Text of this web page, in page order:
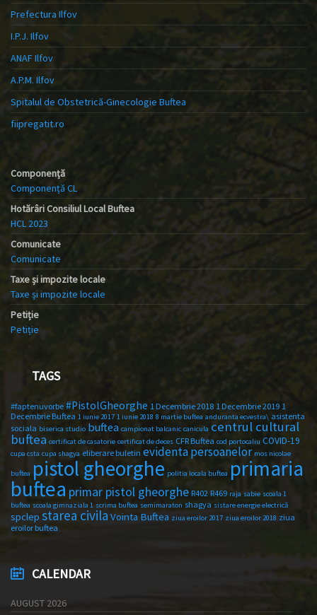
Prefectura Ilfov
I.P.J. Ilfov
ANAF Ilfov
A.P.M. Ilfov
Spitalul de Obstetrică-Ginecologie Buftea
fiipregatit.ro
Componență
Componență CL
Hotărâri Consiliul Local Buftea
HCL 2023
Comunicate
Comunicate
Taxe și impozite locale
Taxe și impozite locale
Petiție
Petiție
TAGS
#faptenuvorbe #PistolGheorghe 1 Decembrie 2018 1 Decembrie 2019 1
Decembrie Buftea 1 iunie 2017 1 iunie 2018 8 martie buftea anduranta ecvestra\ asistenta
sociala biserica studio buftea campionat balcanic canicula centrul cultural
buftea certificat de casatorie certificat de deces CFR Buftea cod portocaliu COVID-19
cupa csta cupa shagya eliberare buletin evidenta persoanelor mos nicolae
buftea pistol gheorghe politia locala buftea primaria
buftea primar pistol gheorghe R402 R469 raja sabie scoala 1
buftea scoala gimnaziala 1 scrima buftea semimaraton shagya sistare energie electrică
spclep starea civila Vointa Buftea ziua eroilor 2017 ziua eroilor 2018 ziua
eroilor buftea
CALENDAR
AUGUST 2026